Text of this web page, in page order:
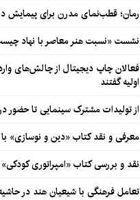
رمان؛ قطب‌نمای مدرن برای پیمایش
نشست «نسبت هنر معاصر با نهاد
فعالان چاپ دیجیتال از چالش‌های
اولیه گفتند
از تولیدات مشترک سینمایی تا حضور
معرفی و نقد کتاب «دین و نوسازی»
نقد و بررسی کتاب «امپراتوری کودکی»
تعامل فرهنگی با شیعیان هند در